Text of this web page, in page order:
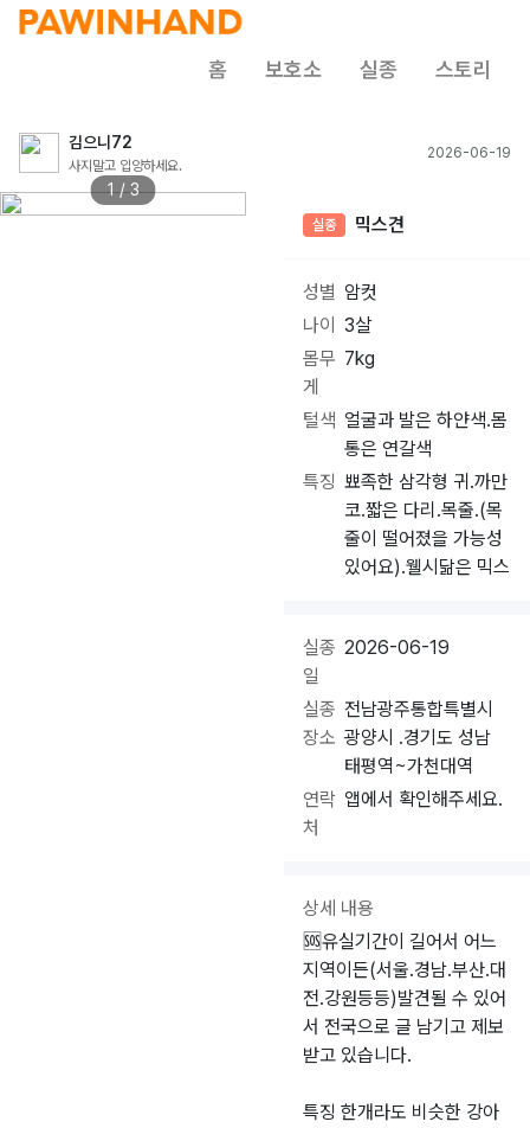
홈 보호소 실종 스토리
김으니72
사지말고 입양하세요.
2026-06-19
1 / 3
실종 믹스견
성별 암컷
나이
3살
몸무
게
7kg
털색 얼굴과 발은 하얀색.몸
통은 연갈색
특징 뾰족한 삼각형 귀.까만
코.짧은 다리.목줄.(목
줄이 떨어졌을 가능성
있어요).웰시닮은 믹스
실종
일
2026-06-19
실종
장소
전남광주통합특별시
광양시 .경기도 성남
태평역~가천대역
연락
처
앱에서 확인해주세요.
상세 내용
🆘️유실기간이 길어서 어느
지역이든(서울.경남.부산.대
전.강원등등)발견될 수 있어
서 전국으로 글 남기고 제보
받고 있습니다.
특징 한개라도 비슷한 강아